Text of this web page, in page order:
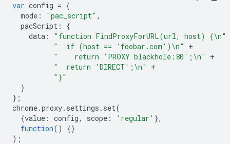
var config = {
mode : "pac_script" ,
pacScript :
{
data :
"function FindProxyForURL(url, host) {\n"
"  if (host == 'foobar.com')\n"
+
"    return 'PROXY blackhole:80';\n"
+
"  return 'DIRECT';\n"
+
"}"
}
};
chrome.proxy. settings . set(
{value : config, scope : 'regular' },
function()
{}
);